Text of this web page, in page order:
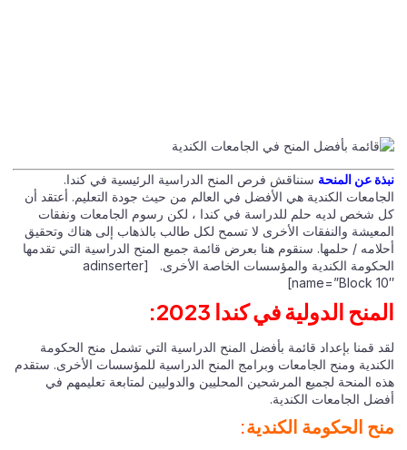
نبذة عن المنحة سنناقش فرص المنح الدراسية الرئيسية في كندا.
الجامعات الكندية هي الأفضل في العالم من حيث جودة التعليم. أعتقد أن
كل شخص لديه حلم للدراسة في كندا ، لكن رسوم الجامعات ونفقات
المعيشة والنفقات الأخرى لا تسمح لكل طالب بالذهاب إلى هناك وتحقيق
أحلامه / حلمها. سنقوم هنا بعرض قائمة جميع المنح الدراسية التي تقدمها
الحكومة الكندية والمؤسسات الخاصة الأخرى. [adinserter
name=”Block 10″]
المنح الدولية في كندا 2023:
لقد قمنا بإعداد قائمة بأفضل المنح الدراسية التي تشمل منح الحكومة
الكندية ومنح الجامعات وبرامج المنح الدراسية للمؤسسات الأخرى. ستقدم
هذه المنحة لجميع المرشحين المحليين والدوليين لمتابعة تعليمهم في
أفضل الجامعات الكندية.
منح الحكومة الكندية: